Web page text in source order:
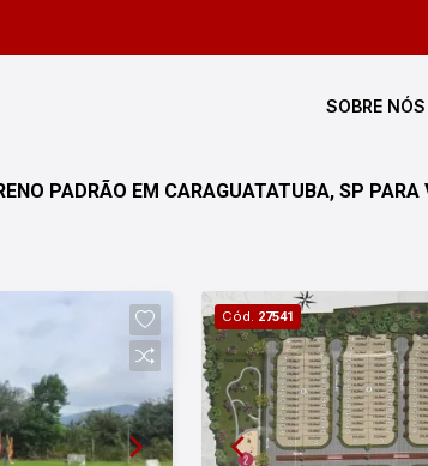
SOBRE NÓS
PADRÃO EM CARAGUATATUBA, SP PARA
Cód. 27541